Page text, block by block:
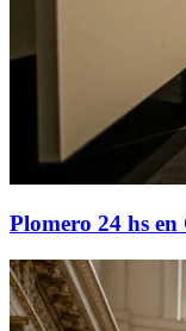
Plomero 24 hs